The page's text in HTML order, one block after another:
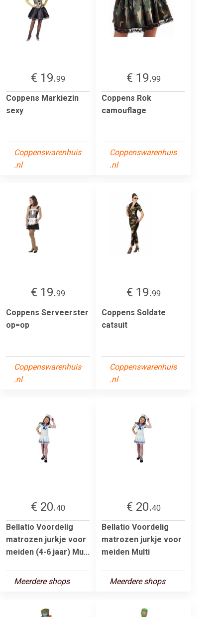
€ 19.99
Coppens Markiezin
sexy
Coppenswarenhuis
.nl
€ 19.99
Coppens Rok
camouflage
Coppenswarenhuis
.nl
€ 19.99
Coppens Serveerster
op=op
Coppenswarenhuis
.nl
€ 19.99
Coppens Soldate
catsuit
Coppenswarenhuis
.nl
€ 20.40
Bellatio Voordelig
matrozen jurkje voor
meiden (4-6 jaar) Mu...
Meerdere shops
€ 20.40
Bellatio Voordelig
matrozen jurkje voor
meiden Multi
Meerdere shops